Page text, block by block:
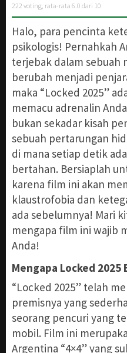
222 voting, rata-rata 6.0 dari 10
Halo, para pencinta
psikologis! Pernahkah
terjebak dalam sebuah
berubah menjadi
maka “Locked 2025”
memacu adrenalin
bukan sekadar kisah
sebuah pertarungan
di mana setiap detik
bertahan. Bersiaplah
karena film ini akan
klaustrofobia dan
ada sebelumnya! Mari
mengapa film ini wajib
Anda!
Mengapa Locked
“Locked 2025” telah
premisnya yang
seorang pencuri yang
mobil. Film ini
Argentina “4×4” yang